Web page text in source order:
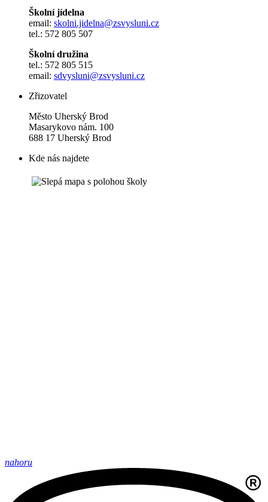
Školní jídelna
email: skolni.jidelna@zsvysluni.cz
tel.: 572 805 507
Školní družina
tel.: 572 805 515
email: sdvysluni@zsvysluni.cz
Zřizovatel
Město Uherský Brod
Masarykovo nám. 100
688 17 Uherský Brod
Kde nás najdete
nahoru